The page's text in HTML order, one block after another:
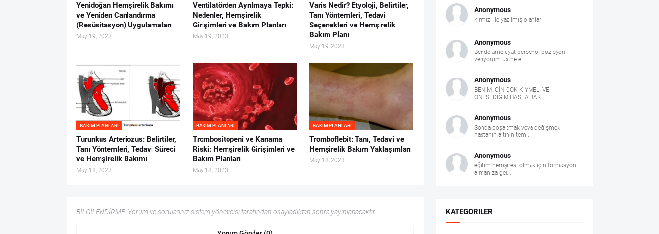
Yenidoğan Hemşirelik Bakımı
ve Yeniden Canlandırma
(Resüsitasyon) Uygulamaları
May 19, 2023
Ventilatörden Ayrılmaya Tepki:
Nedenler, Hemşirelik
Girişimleri ve Bakım Planları
May 19, 2023
Varis Nedir? Etyoloji, Belirtiler,
Tanı Yöntemleri, Tedavi
Seçenekleri ve Hemşirelik
Bakım Planı
May 19, 2023
BAKIM PLANLARI
Turunkus Arteriozus: Belirtiler,
Tanı Yöntemleri, Tedavi Süreci
ve Hemşirelik Bakımı
May 18, 2023
BAKIM PLANLARI
Trombositopeni ve Kanama
Riski: Hemşirelik Girişimleri ve
Bakım Planları
May 18, 2023
BAKIM PLANLARI
Tromboflebit: Tanı, Tedavi ve
Hemşirelik Bakım Yaklaşımları
May 18, 2023
BİLGİLENDİRME: Yorum ve sorularınız sistem yöneticisi tarafından onayladıktan sonra yayınlanacaktır.
Anonymous
kırmızı ile yazılmış olanlar
Anonymous
Bende ameluyat persenol pozisyon
veriyorum ustne e...
Anonymous
BENİM İÇİN ÇOK KIYMELİ VE
ÖNESEDİĞİM HASTA BAKI...
Anonymous
Sonda boşaltmak veya değişmek
hastanın altının tem...
Anonymous
eğitim hemşiresi olmak için formasyon
almanıza ger...
KATEGORILER